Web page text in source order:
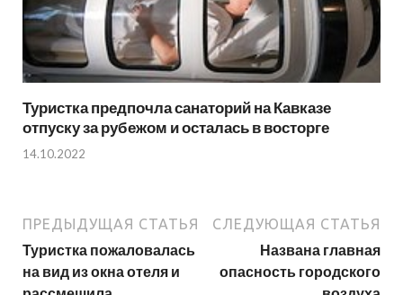
Туристка предпочла санаторий на Кавказе
отпуску за рубежом и осталась в восторге
14.10.2022
ПРЕДЫДУЩАЯ СТАТЬЯ
Туристка пожаловалась
на вид из окна отеля и
СЛЕДУЮЩАЯ СТАТЬЯ
Названа главная
опасность городского